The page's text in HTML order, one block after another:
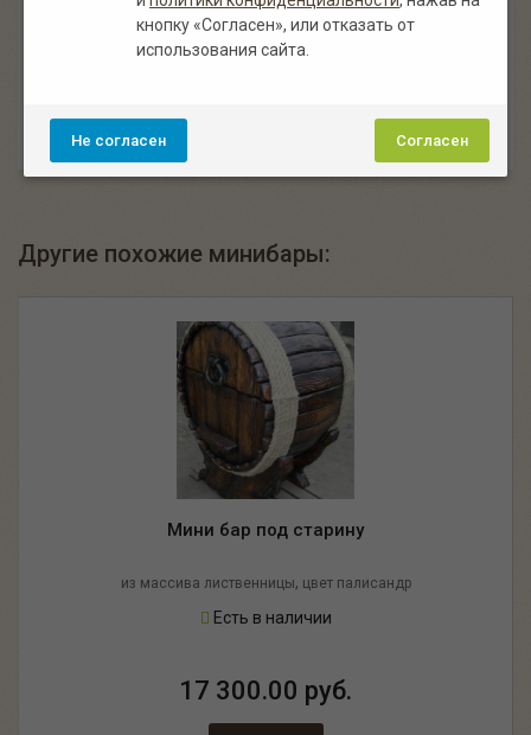
нас индивидуальный подход при изготовлении каждого
изделия. Минибар под старину «Шкафчик настольный»:
стоимость, описание и фото, характеристики изделия.
Другие похожие минибары:
Мини бар под старину
из массива лиственницы, цвет палисандр
Есть в наличии
17 300.00 руб.
кнопку «Согласен», или отказать от
использования сайта.
Согласен
Не согласен